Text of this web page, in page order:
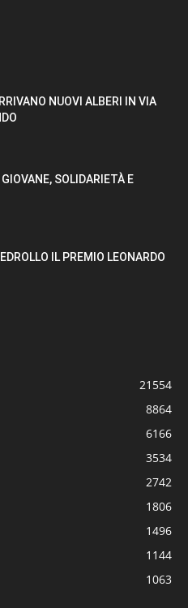
NUOVI ALBERI IN VIA
SOLIDARIETÀ E
IL PREMIO LEONARDO
21554
8864
6166
3534
2742
1806
1496
1144
1063